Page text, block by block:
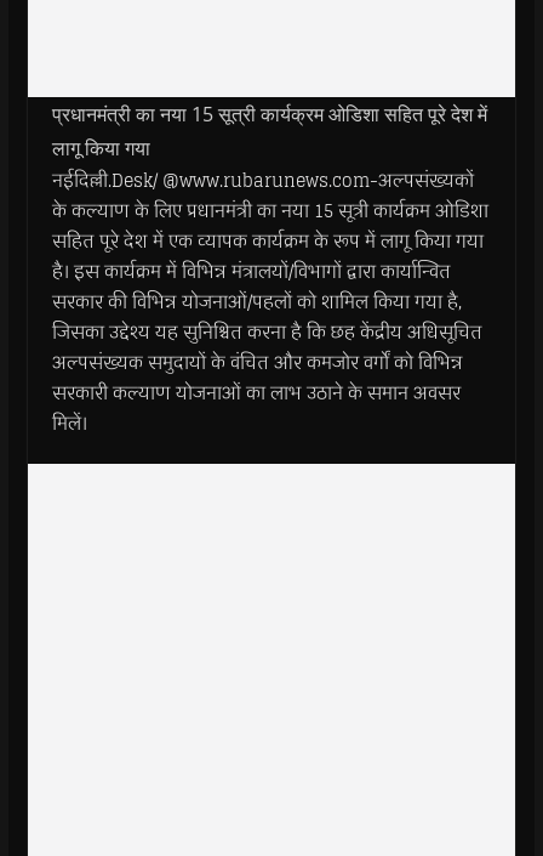
प्रधानमंत्री का नया 15 सूत्री कार्यक्रम ओडिशा सहित पूरे देश में
लागू किया गया
नईदिल्ली.Desk/ @www.rubarunews.com-अल्पसंख्यकों
के कल्याण के लिए प्रधानमंत्री का नया 15 सूत्री कार्यक्रम ओडिशा
सहित पूरे देश में एक व्यापक कार्यक्रम के रूप में लागू किया गया
है। इस कार्यक्रम में विभिन्न मंत्रालयों/विभागों द्वारा कार्यान्वित
सरकार की विभिन्न योजनाओं/पहलों को शामिल किया गया है,
जिसका उद्देश्य यह सुनिश्चित करना है कि छह केंद्रीय अधिसूचित
अल्पसंख्यक समुदायों के वंचित और कमजोर वर्गों को विभिन्न
सरकारी कल्याण योजनाओं का लाभ उठाने के समान अवसर
मिलें।